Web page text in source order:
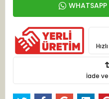
WHATSAPP
İade